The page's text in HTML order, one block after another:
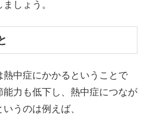
しょう。
中症にかかるということで
力も低下し、熱中症につなが
うのは例えば、